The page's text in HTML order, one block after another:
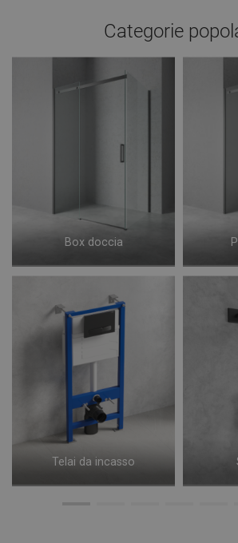
Categorie
Box doccia
Telai da incasso